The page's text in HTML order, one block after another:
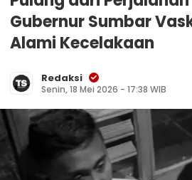
Gubernur Sumbar
Alami Kecelakaan
Redaksi
Senin, 18 Mei 2026 - 17:38 WIB